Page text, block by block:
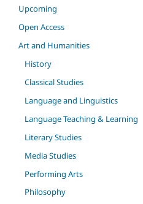
Upcoming
Open Access
Art and Humanities
History
Classical Studies
Language and Linguistics
Language Teaching & Learning
Literary Studies
Media Studies
Performing Arts
Philosophy